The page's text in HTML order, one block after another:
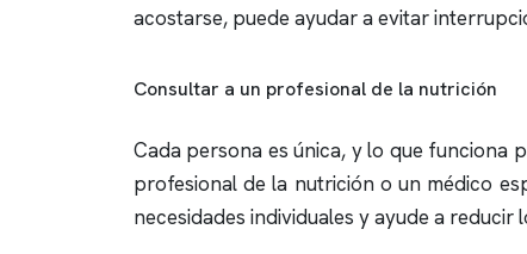
acostarse, puede ayudar a evitar
Consultar a un profesional de la nutrición
Cada persona es única, y lo que funciona
profesional de la nutrición o un médico
necesidades individuales y ayude a